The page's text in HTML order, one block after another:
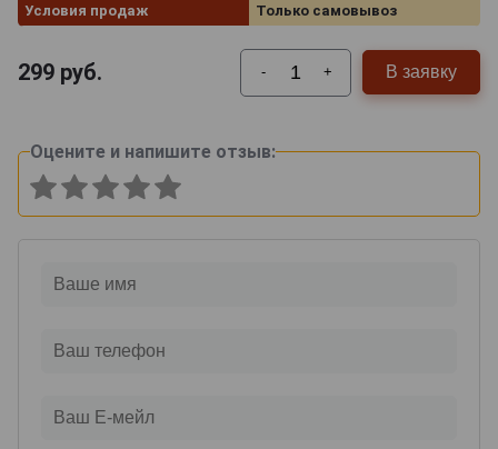
Условия продаж
Только самовывоз
299 руб. - + В заявку
Оцените и напишите отзыв: